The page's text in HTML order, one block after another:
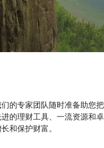
的专家团队随时准备助您
进的理财工具、一流资源和
和保护财富。